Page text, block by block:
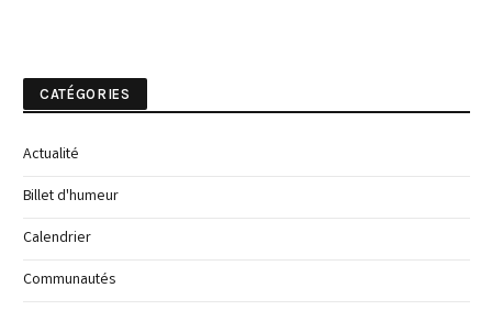
CATÉGORIES
Actualité
Billet d'humeur
Calendrier
Communautés